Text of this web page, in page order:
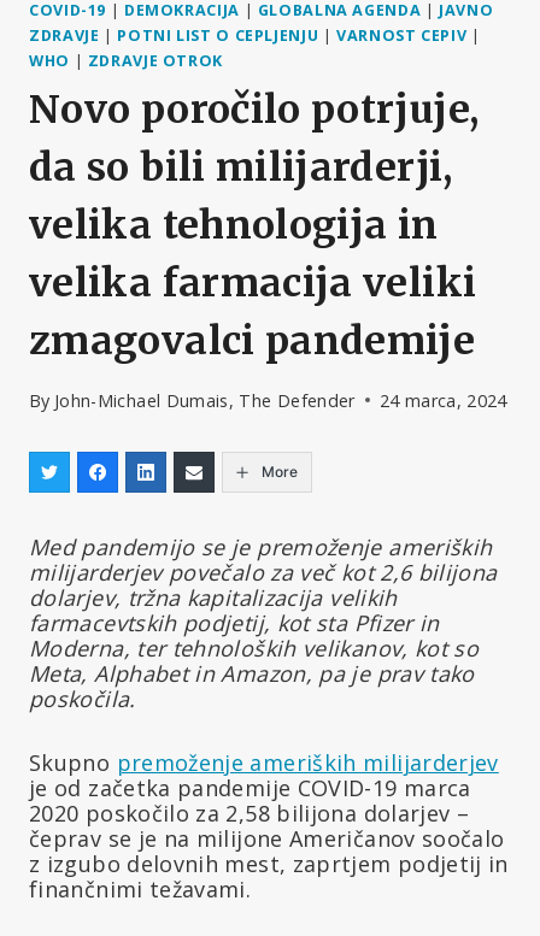
COVID-19 | DEMOKRACIJA | GLOBALNA AGENDA | JAVNO
ZDRAVJE | POTNI LIST O CEPLJENJU |VARNOST CEPIV |
WHO | ZDRAVJE OTROK
Novo poročilo potrjuje,
da so bili milijarderji,
velika tehnologija in
velika farmacija veliki
zmagovalci pandemije
By John-Michael Dumais, The Defender 24 marca, 2024
More
Med pandemijo se je premoženje ameriških
milijarderjev povečalo za več kot 2,6 bilijona
dolarjev, tržna kapitalizacija velikih
farmacevtskih podjetij, kot sta Pfizer in
Moderna, ter tehnoloških velikanov, kot so
Meta, Alphabet in Amazon, pa je prav tako
poskočila.
Skupno premoženje ameriških milijarderjev
je od začetka pandemije COVID-19 marca
2020 poskočilo za 2,58 bilijona dolarjev –
čeprav se je na milijone Američanov soočalo
z izgubo delovnih mest, zaprtjem podjetij in
finančnimi težavami.